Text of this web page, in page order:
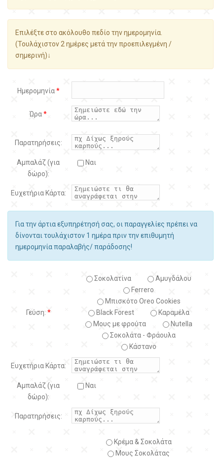
Επιλέξτε στο ακόλουθο πεδίο την ημερομηνία.
(Τουλάχιστον 2 ημέρες μετά την προεπιλεγμένη /
σημερινή)↓
Ημερομηνία*
Ώρα*
Παρατηρήσεις:
Αμπαλάζ (για
δώρο):
Ναι
Ευχετήρια Κάρτα:
Για την άρτια εξυπηρέτησή σας, οι παραγγελίες πρέπει να
δίνονται τουλάχιστον 1 ημέρα πριν την επιθυμητή
ημερομηνία παραλαβής/ παράδοσης!
Γεύση: *
Σοκολατίνα
Αμυγδάλου
Ferrero
Μπισκότο Oreo Cookies
Black Forest
Kαραμέλα
Μους με φρούτα
Nutella
Σοκολάτα - Φράουλα
Κάστανο
Ευχετήρια Κάρτα:
Αμπαλάζ (για
δώρο):
Ναι
Παρατηρήσεις:
Κρέμα & Σοκολάτα
Μους Σοκολάτας